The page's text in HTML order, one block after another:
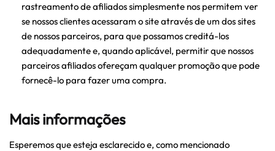
rastreamento de afiliados simplesmente nos permitem ver
se nossos clientes acessaram o site através de um dos sites
de nossos parceiros, para que possamos creditá-los
adequadamente e, quando aplicável, permitir que nossos
parceiros afiliados ofereçam qualquer promoção que pode
fornecê-lo para fazer uma compra.
Mais informações
Esperemos que esteja esclarecido e, como mencionado